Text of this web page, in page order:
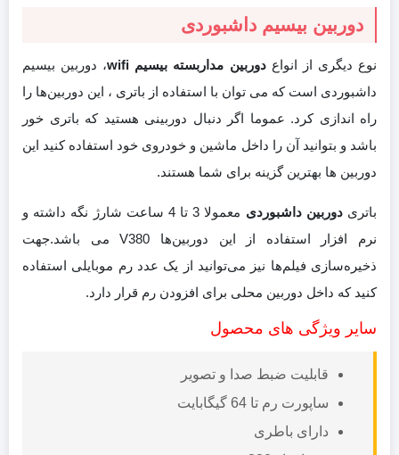
دوربین بیسیم داشبوردی
نوع دیگری از انواعدوربین مداربسته بیسیم wifi
، دوربین بیسیم
داشبوردی است که می توان با استفاده از باتری ، این دوربین‌ها را
راه اندازی کرد. عموما اگر دنبال دوربینی هستید که باتری خور
باشد و بتوانید آن را داخل ماشین و خودروی خود استفاده کنید این
دوربین ها بهترین گزینه برای شما هستند.
باتریدوربین داشبوردی
معمولا 3 تا 4 ساعت شارژ نگه داشته و
نرم افزار استفاده از این دوربین‌ها V380 می باشد.جهت
ذخیره‌سازی فیلم‌ها نیز می‌توانید از یک عدد رم موبایلی استفاده
کنید که داخل دوربین محلی برای افزودن رم قرار دارد.
سایر ویژگی های محصول
قابلیت ضبط صدا و تصویر
ساپورت رم تا 64 گیگابایت
دارای باطری